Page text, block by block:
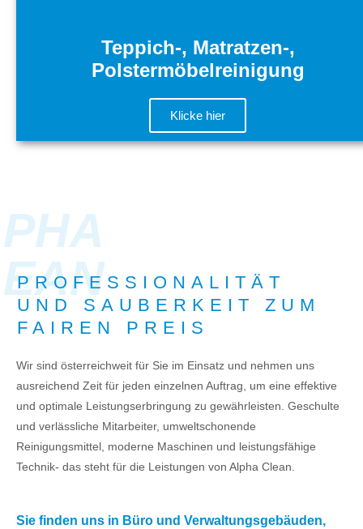
Teppich-, Matratzen-,
Polstermöbelreinigung
Klicke hier
PROFESSIONALITÄT
UND SAUBERKEIT ZUM
FAIREN PREIS
Wir sind österreichweit für Sie im Einsatz und nehmen uns
ausreichend Zeit für jeden einzelnen Auftrag, um eine effektive
und optimale Leistungserbringung zu gewährleisten. Geschulte
und verlässliche Mitarbeiter, umweltschonende
Reinigungsmittel, moderne Maschinen und leistungsfähige
Technik- das steht für die Leistungen von Alpha Clean.
Sie finden uns in Büro und Verwaltungsgebäuden,